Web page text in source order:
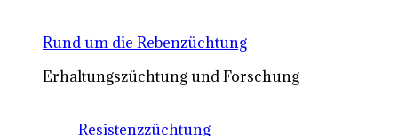
Rund um die Rebenzüchtung
Erhaltungszüchtung und Forschung
Resistenzzüchtung